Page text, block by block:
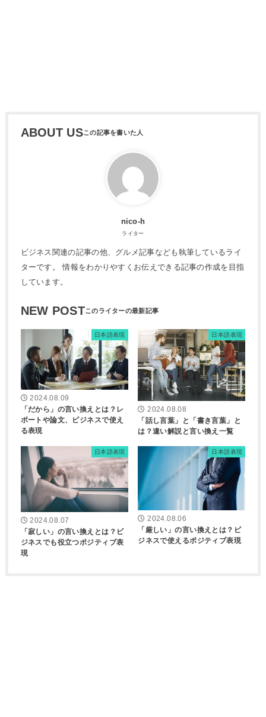
ABOUT US
nico-h
ライター
ビジネス関連の記事の他、グルメ記事なども執筆しているライ
ターです。 情報をわかりやすくお伝えできる記事の作成を目指
しています。
NEW POST
日本語表現
2024.08.09
「だから」の言い換えとは？レ
ポートや論文、ビジネスで使え
る表現
日本語表現
2024.08.08
「話し言葉」と「書き言葉」と
は？違い解説と言い換え一覧
日本語表現
2024.08.07
「寂しい」の言い換えとは？ビ
ジネスでも役立つポジティブ表
現
日本語表現
2024.08.06
「厳しい」の言い換えとは？ビ
ジネスで使えるポジティブ表現